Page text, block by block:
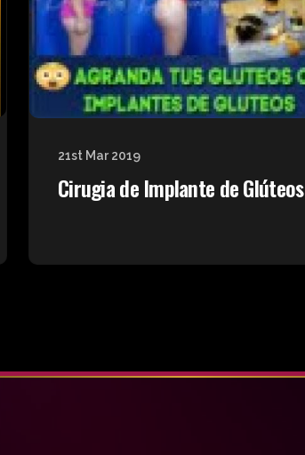
21st Mar 2019
Cirugia de Implante de Glúteos